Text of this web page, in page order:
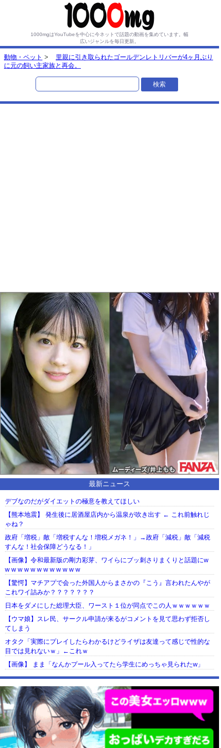
1000mgはYouTubeを中心に今ネットで話題の動画を集めています。 幅
広いジャンルを毎日更新。
動物・ペット >
里親に引き取られたゴールデンレトリバーが4ヶ月ぶり
に元の飼い主家族と再会。
最新ニュース
デブなのだがダイエットの極意を教えてほしい
【熊本地震】 発生後に居酒屋店内から温泉が吹き出す ← これ前触れじ
ゃね？
政府「増税」敵「増税すんな！増税メガネ！」→政府「減税」敵「減税
すんな！社会保障どうなる！」
【画像】令和最新版の剛力彩芽、ワイらにブッ刺さりまくりと話題にw
w w w w w w w w w w w w
【驚愕】マチアプで会った外国人からまさかの『こう』言われたんやが
これワイ詰みか？？？？？？？
日本をダメにした総理大臣、ワースト１位が同点でこの人ｗｗｗｗｗｗ
【ウマ娘】スレ民、サークル申請が来るがコメントを見て思わず拒否し
てしまう
オタク「実際にプレイしたらわかるけどライザは友達って感じで性的な
目では見れないｗ」←これｗ
【画像】 まま「なんかプール入ってたら学生にめっちゃ見られたw」
【動画】USJの禁止エリアに子どもたちが続々乱入 → スタッフが注意し
ても止まらない事態に
Powered by livedoor 相互RSS